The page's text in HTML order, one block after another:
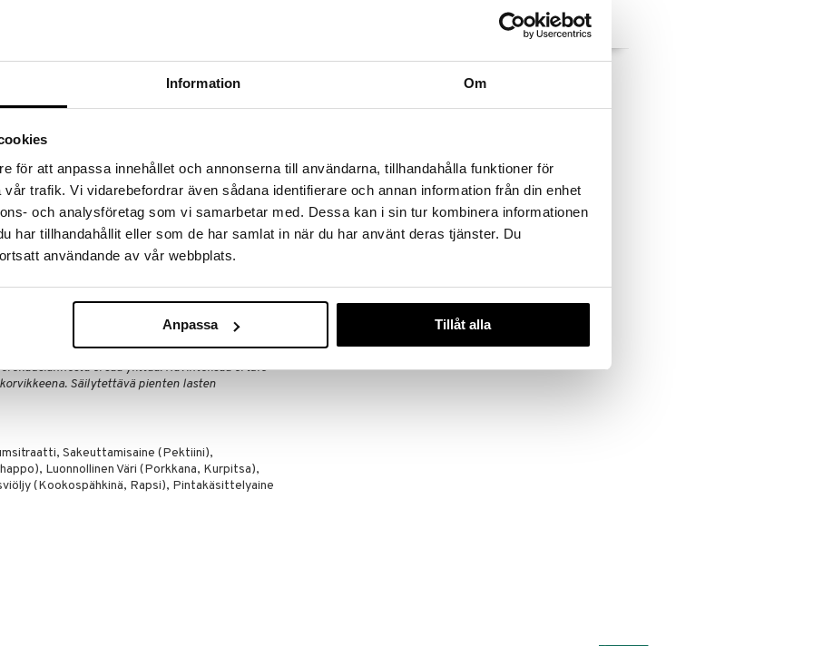
Information Om
för att anpassa innehållet och annonserna till användarna, tillhandahålla funktioner för
trafik. Vi vidarebefordrar även sådana identifierare och annan information från din enhet
och analysföretag som vi samarbetar med. Dessa kan i sin tur kombinera informationen
har tillhandahållit eller som de har samlat in när du har använt deras tjänster. Du
användande av vår webbplats.
Anpassa Tillåt alla
mineraali, jolla on monia positiivisia
psyykkisesti.
magnesium auttaa mm. vähentämään
normaalia lihastoimintaa sekä normaaleja luita ja
VitaYummy sisältää magnesiumsitraattia, mikä
jota esiintyy luonnollisesti kasveissa.
ja kaunis luonnollinen väri tulee porkkanasta ja
ei saa ylittää. Ravintolisää ei tule
Säilytettävä pienten lasten
Sakeuttamisaine (Pektiini),
Luonnollinen Väri (Porkkana, Kurpitsa),
(Kookospähkinä, Rapsi), Pintakäsittelyaine
VitaYummy Calcium &
VitaYummy D3-vitamin
Raspberry